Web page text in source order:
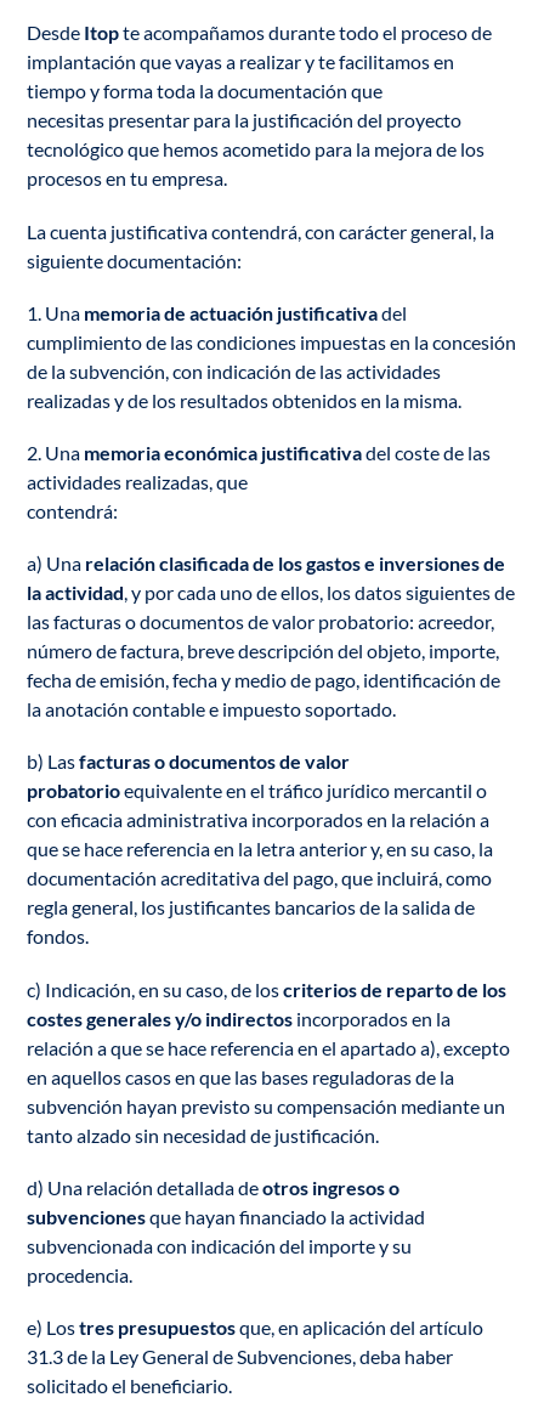
Desde Itopte acompañamos durante todo el proceso de
implantación que vayas a realizar y te facilitamos en
tiempo y forma toda la documentación que
necesitas presentar para la justificación del proyecto
tecnológico que hemos acometido para la mejora de los
procesos en tu empresa.
La cuenta justificativa contendrá, con carácter general, la
siguiente documentación:
1. Una memoria de actuación justificativadel
cumplimiento de las condiciones impuestas en la concesión
de la subvención, con indicación de las actividades
realizadas y de los resultados obtenidos en la misma.
2. Una memoria económica justificativadel coste de las
actividades realizadas, que
contendrá:
a) Una relación clasificada de los gastos e inversiones de
la actividad, y por cada uno de ellos, los datos siguientes de
las facturas o documentos de valor probatorio: acreedor,
número de factura, breve descripción del objeto, importe,
fecha de emisión, fecha y medio de pago, identificación de
la anotación contable e impuesto soportado.
b) Lasfacturas o documentos de valor
probatorioequivalente en el tráfico jurídico mercantil o
con eficacia administrativa incorporados en la relación a
que se hace referencia en la letra anterior y, en su caso, la
documentación acreditativa del pago, que incluirá, como
regla general, los justificantes bancarios de la salida de
fondos.
c) Indicación, en su caso, de loscriterios de reparto de los
costes generales y/o indirectos incorporados en la
relación a que se hace referencia en el apartado a), excepto
en aquellos casos en que las bases reguladoras de la
subvención hayan previsto su compensación mediante un
tanto alzado sin necesidad de justificación.
d) Una relación detallada deotros ingresos o
subvencionesque hayan financiado la actividad
subvencionada con indicación del importe y su
procedencia.
e) Lostres presupuestosque, en aplicación del artículo
31.3 de la Ley General de Subvenciones, deba haber
solicitado el beneficiario.